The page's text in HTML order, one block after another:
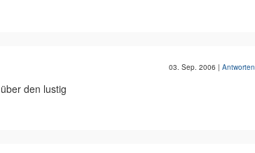
03. Sep. 2006 | Antworten
den lustig